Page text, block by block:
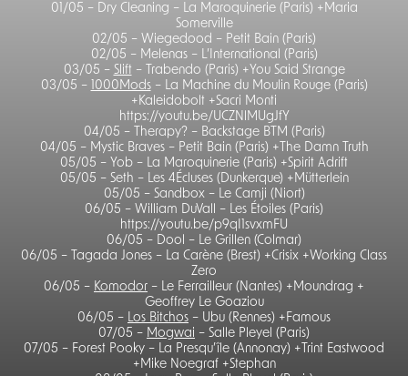
01/05 – Dry Cleaning – La Maroquinerie (Paris) +Maria
Somerville
02/05 – Wiegedood – Petit Bain (Paris)
02/05 – Melenas – L’International (Paris)
03/05 – Slift – Trabendo (Paris) +You Said Strange
03/05 – 1000Mods– La Machine du Moulin Rouge (Paris)
+Kaleidobolt +Sacri Monti
https://youtu.be/UCZNlMUgJfY
04/05 – Therapy? – Backstage BTM (Paris)
04/05 – Mystic Braves – Petit Bain (Paris) +The Damn Truth
05/05 – Yob – La Maroquinerie (Paris) +Spirit Adrift
05/05 – Seth – Les 4Écluses (Dunkerque) +Mütterlein
05/05 – Sandbox – Le Camji (Niort)
06/05 – William DuVall – Les Étoiles (Paris)
https://youtu.be/p9qI1svxmFU
06/05 – Dool – Le Grillen (Colmar)
06/05 – Tagada Jones – La Carène (Brest) +Crisix +Working Class
Zero
06/05 – Komodor – Le Ferrailleur (Nantes) +Moundrag +
Geoffrey Le Goaziou
06/05 – Los Bitchos – Ubu (Rennes) +Famous
07/05 – Mogwai – Salle Pleyel (Paris)
07/05 – Forest Pooky – La Presqu’île (Annonay) +Trint Eastwood
+Mike Noegraf +Stephan